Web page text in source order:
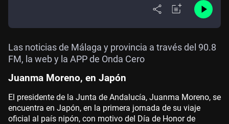
Las noticias de Málaga y provincia a través del 90.8
FM, la web y la APP de Onda Cero
Juanma Moreno, en Japón
El presidente de la Junta de Andalucía, Juanma Moreno, se
encuentra en Japón, en la primera jornada de su viaje
oficial al país nipón, con motivo del Día de Honor de